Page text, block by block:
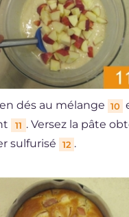
dés au mélange 10
11 . Versez la pâte
sulfurisé
12 .